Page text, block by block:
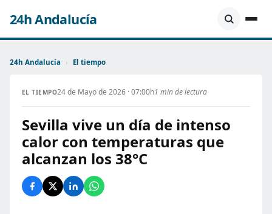
24h Andalucía
24h Andalucía › El tiempo
EL TIEMPO24 de Mayo de 2026 · 07:00h1 min de lectura
Sevilla vive un día de intenso
calor con temperaturas que
alcanzan los 38°C